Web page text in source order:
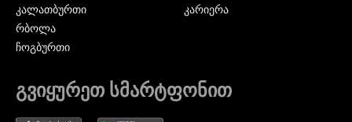
ᲙᲐᲚᲐᲗᲑᲣᲠᲗᲘ
ᲠᲑᲝᲚᲐ
ᲩᲝᲒᲑᲣᲠᲗᲘ
კარიერა
გვიყურეთ სმარტფონით